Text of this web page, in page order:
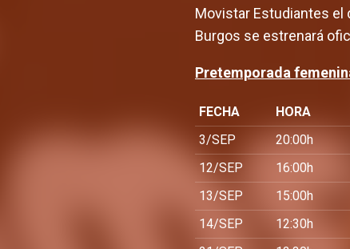
Movistar Estudiantes el
Burgos se estrenará
Pretemporada
FECHA HORA
3/SEP
20:00h
12/SEP
16:00h
13/SEP
15:00h
14/SEP
12:30h